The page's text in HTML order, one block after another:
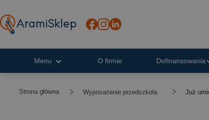
Menu O firmie Dofinansowania
Strona główna Wyposażenie przedszkola Już